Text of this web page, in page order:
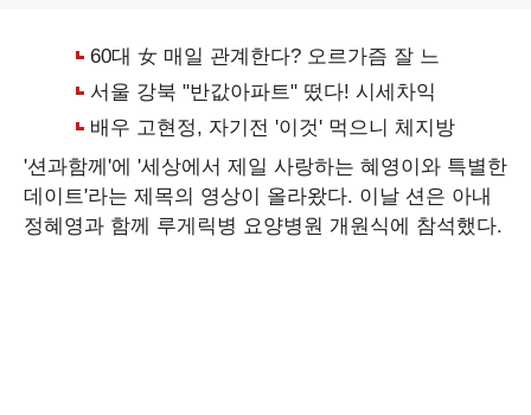
'션과함께'에 '세상에서 제일 사랑하는 혜영이와 특별한
데이트'라는 제목의 영상이 올라왔다. 이날 션은 아내
정혜영과 함께 루게릭병 요양병원 개원식에 참석했다.